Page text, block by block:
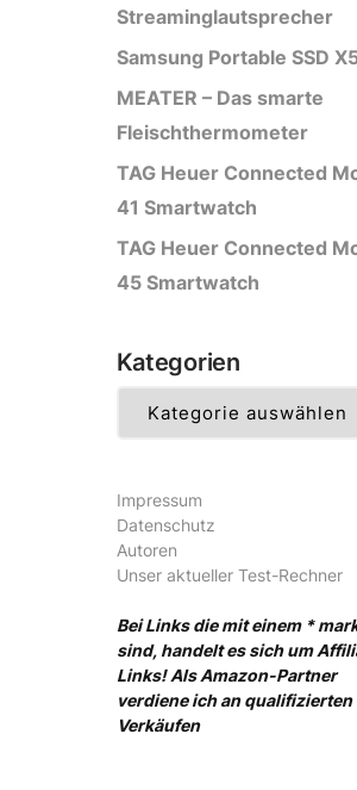
Streaminglautsprecher
Samsung Portable SSD
MEATER – Das smarte
Fleischthermometer
TAG Heuer Connected
41 Smartwatch
TAG Heuer Connected
45 Smartwatch
Kategorien
Impressum
Datenschutz
Autoren
Unser aktueller Test-Rechner
Bei Links die mit einem *
sind, handelt es sich um
Links! Als Amazon-Partner
verdiene ich an qualifizierten
Verkäufen